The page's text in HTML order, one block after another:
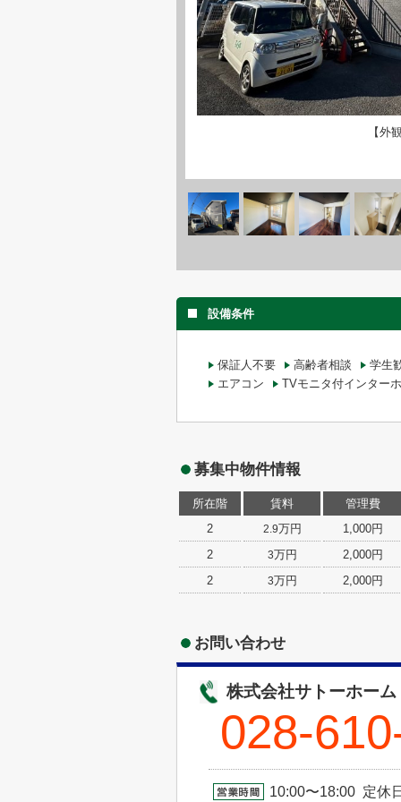
【外
設備条件
保証人不要 高齢者相談
学生
エアコン
TVモニタ付インター
募集中物件情報
所在階 賃料
管理費
2
2.9万円
1,000円
2
3万円
2,000円
2
3万円 2,000円
お問い合わせ
株式会社サトーホー
028-
10:00〜18:00 定休